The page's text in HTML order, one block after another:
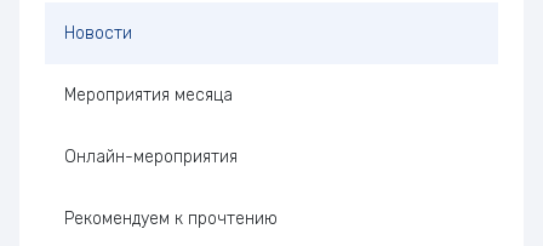
Новости
Мероприятия месяца
Онлайн-мероприятия
Рекомендуем к прочтению